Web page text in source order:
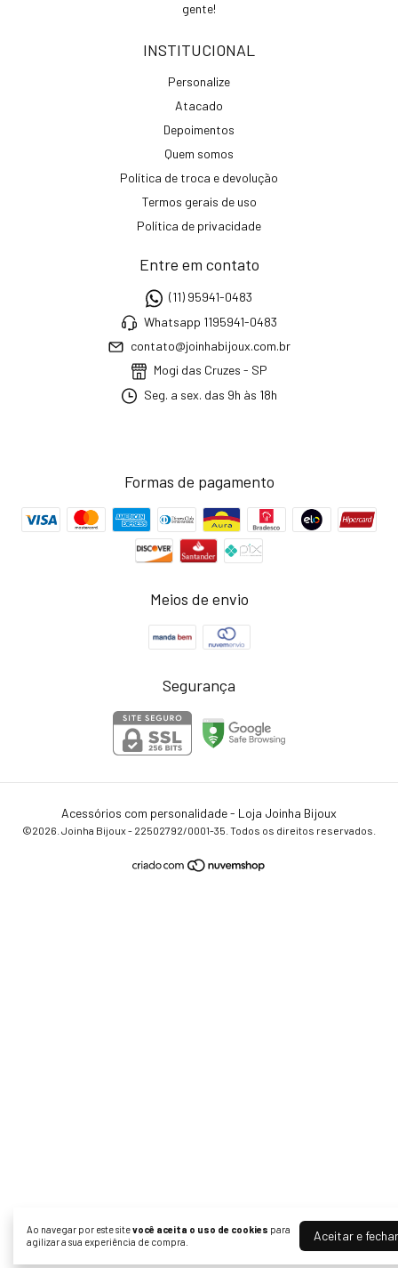
Ao navegar por este sitevocê aceita o uso de cookies para
agilizar a sua experiência de compra.
Aceitar e fechar
gente!
INSTITUCIONAL
Personalize
Atacado
Depoimentos
Quem somos
Política de troca e devolução
Termos gerais de uso
Política de privacidade
Entre em contato
(11) 95941-0483
Whatsapp 1195941-0483
contato@joinhabijoux.com.br
Mogi das Cruzes - SP
Seg. a sex. das 9h às 18h
Formas de pagamento
Meios de envio
Segurança
Acessórios com personalidade - Loja Joinha Bijoux
©2026. Joinha Bijoux - 22502792/0001-35. Todos os direitos reservados.